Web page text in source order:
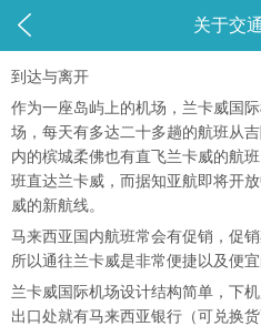
 关于交
到达与离开
作为一座岛屿上的机场，兰卡威国
场，每天有多达二十多趟的航班从
内的槟城柔佛也有直飞兰卡威的航
班直达兰卡威，而据知亚航即将开
威的新航线。
马来西亚国内航班常会有促销，促
所以通往兰卡威是非常便捷以及便宜
兰卡威国际机场设计结构简单，下
出口处就有马来西亚银行（可兑换